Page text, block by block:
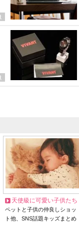
天使級に可愛い子供たち
ペットと子供の仲良しショッ
ト他、SNS話題キッズまとめ